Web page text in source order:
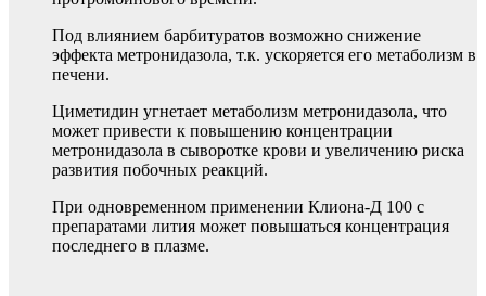
Под влиянием барбитуратов возможно снижение
эффекта метронидазола, т.к. ускоряется его метаболизм в
печени.
Циметидин угнетает метаболизм метронидазола, что
может привести к повышению концентрации
метронидазола в сыворотке крови и увеличению риска
развития побочных реакций.
При одновременном применении Клиона-Д 100 с
препаратами лития может повышаться концентрация
последнего в плазме.